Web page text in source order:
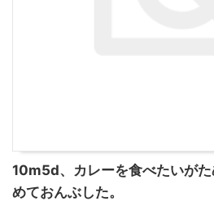
10m5d、カレーを食べたいが
めておんぶした。